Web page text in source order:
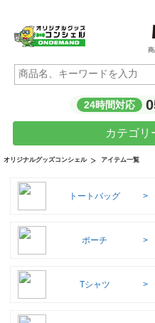
24時間対応
カテゴリ
オリジナルグッズコンシェル アイテム一覧
トートバッグ
ポーチ
Tシャツ